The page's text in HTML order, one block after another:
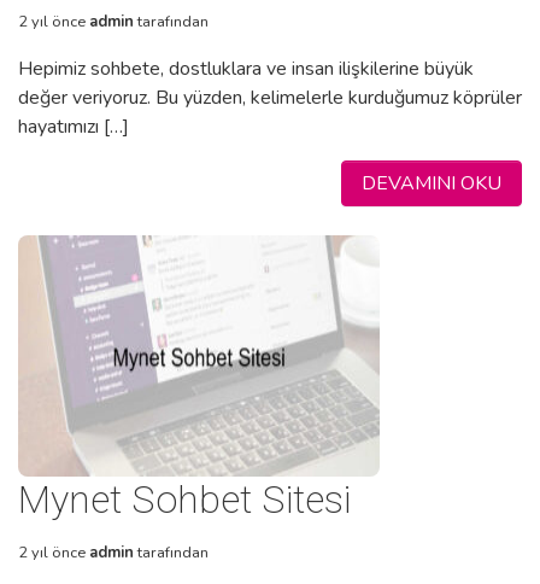
2 yıl önce admintarafından
Hepimiz sohbete, dostluklara ve insan ilişkilerine büyük
değer veriyoruz. Bu yüzden, kelimelerle kurduğumuz köprüler
hayatımızı […]
DEVAMINI OKU
Mynet Sohbet Sitesi
2 yıl önce admintarafından